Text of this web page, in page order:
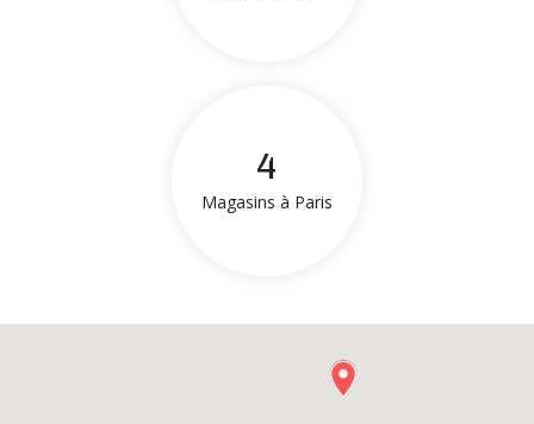
4
Magasins à Paris